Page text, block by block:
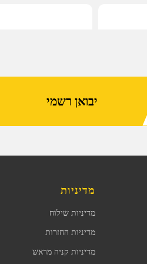
יבואן רשמי
מדיניות
מדיניות שילוח
מדיניות החזרות
מדיניות קניה מראש